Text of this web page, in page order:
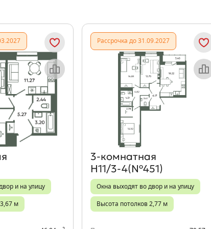
Объект месяца
и на улицу
м
Рассрочка до 31.09.2027
Объект месяца
3‑комнатная
Н11/3-4(№451)
Окна выходят во двор и на улицу
Высота потолков 2,77 м